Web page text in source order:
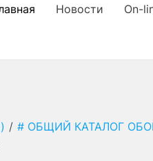
Новости On-
/ # ОБЩИЙ КАТАЛОГ